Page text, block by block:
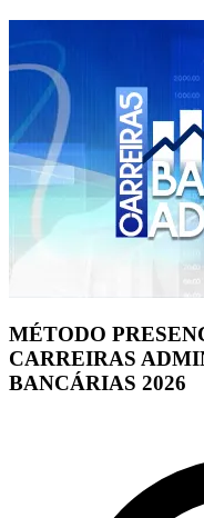
MÉTODO
CARREIRAS
BANCÁRIAS 2026